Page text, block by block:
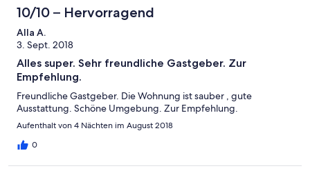
10/10 – Hervorragend
Alla A.
3. Sept. 2018
Alles super. Sehr freundliche Gastgeber. Zur
Empfehlung.
Freundliche Gastgeber. Die Wohnung ist sauber , gute
Ausstattung. Schöne Umgebung. Zur Empfehlung.
Aufenthalt von 4 Nächten im August 2018
0